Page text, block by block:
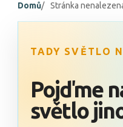
Domů Stránka
TADY SVĚTLO
Pojďme
světlo